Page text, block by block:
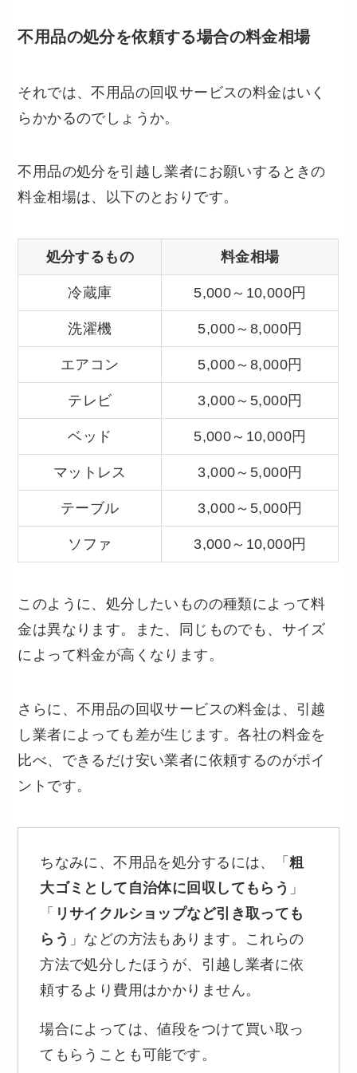
不用品の処分を依頼する場合の料金相場
それでは、不用品の回収サービスの料金はいく
らかかるのでしょうか。
不用品の処分を引越し業者にお願いするときの
料金相場は、以下のとおりです。
処分するもの 料金相場
冷蔵庫 5,000～10,000円
洗濯機 5,000～8,000円
エアコン 5,000～8,000円
テレビ 3,000～5,000円
ベッド 5,000～10,000円
マットレス 3,000～5,000円
テーブル 3,000～5,000円
ソファ 3,000～10,000円
このように、処分したいものの種類によって料
金は異なります。また、同じものでも、サイズ
によって料金が高くなります。
さらに、不用品の回収サービスの料金は、引越
し業者によっても差が生じます。各社の料金を
比べ、できるだけ安い業者に依頼するのがポイ
ントです。
ちなみに、不用品を処分するには、「粗
大ゴミとして自治体に回収してもらう 」
「 リサイクルショップなど引き取っても
らう 」などの方法もあります。これらの
方法で処分したほうが、引越し業者に依
頼するより費用はかかりません。
場合によっては、値段をつけて買い取っ
てもらうことも可能です。